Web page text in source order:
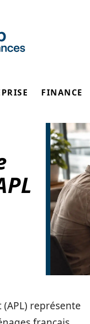
FINANCE
représente